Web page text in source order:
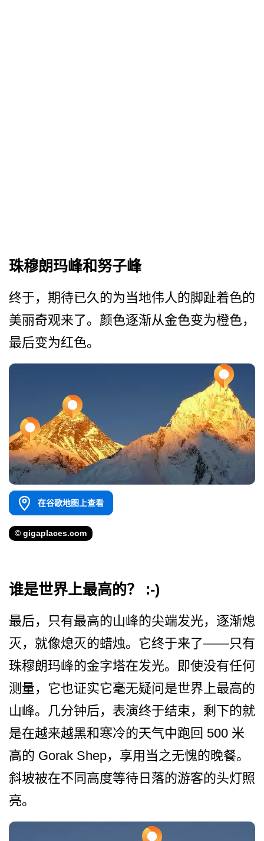
珠穆朗玛峰和努子峰
终于，期待已久的为当地伟人­的脚趾着色的
美丽奇观来了。颜色逐渐从金色变为橙色­，
最后变为红色。
在谷歌地图上查看
© gigaplaces.com
谁是世界上最高的？ :-)
最后，只有最高的山峰的尖端­发光，逐渐熄
灭，就像熄灭的蜡烛。它终于来了——只有
珠穆朗玛峰的金字塔在发­光。即使没有任何
测量，它也证实它毫无疑问是世界上­最高的
山峰。几分钟后，表演终于结束，剩下的就
是在­越来越黑和寒冷的天气中跑回 500 米
高的 Gorak Shep，享用当之无愧的晚­餐。
斜坡被在不同高度等待日落的游客的头灯照
亮。